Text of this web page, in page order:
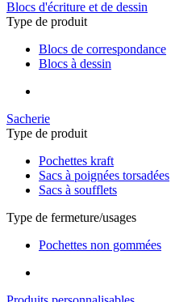
Blocs d'écriture et de dessin
Type de produit
Blocs de correspondance
Blocs à dessin
Sacherie
Type de produit
Pochettes kraft
Sacs à poignées torsadées
Sacs à soufflets
Type de fermeture/usages
Pochettes non gommées